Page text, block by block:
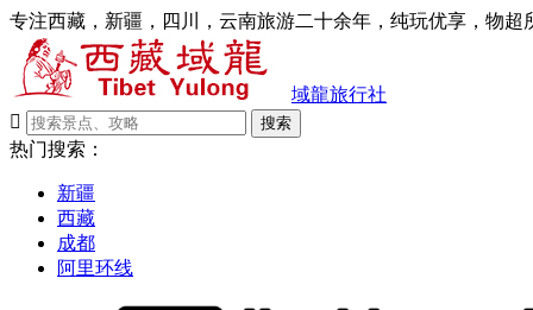
专注西藏，新疆，四川，云南旅游二十余年，纯玩优享，物超
域龍旅行社

搜索
热门搜索：
新疆
西藏
成都
阿里环线